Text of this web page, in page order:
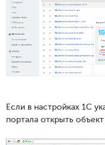
Если в настройках 1С
портала открыть